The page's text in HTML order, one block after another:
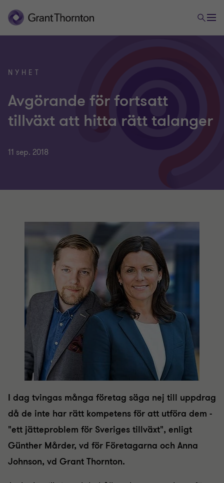
NYHET
Avgörande för fortsatt
tillväxt att hitta rätt talanger
11 sep. 2018
I dag tvingas många företag säga nej till uppdrag
då de inte har rätt kompetens för att utföra dem -
"ett jätteproblem för Sveriges tillväxt", enligt
Günther Mårder, vd för Företagarna och Anna
Johnson, vd Grant Thornton.